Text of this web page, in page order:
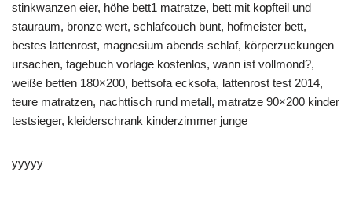
stinkwanzen eier, höhe bett1 matratze, bett mit kopfteil und
stauraum, bronze wert, schlafcouch bunt, hofmeister bett,
bestes lattenrost, magnesium abends schlaf, körperzuckungen
ursachen, tagebuch vorlage kostenlos, wann ist vollmond?,
weiße betten 180×200, bettsofa ecksofa, lattenrost test 2014,
teure matratzen, nachttisch rund metall, matratze 90×200 kinder
testsieger, kleiderschrank kinderzimmer junge
yyyyy